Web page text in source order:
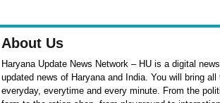
About Us
Haryana Update News Network – HU is a digital
updated news of Haryana and India. You will bring
everyday, everytime and every minute. From the